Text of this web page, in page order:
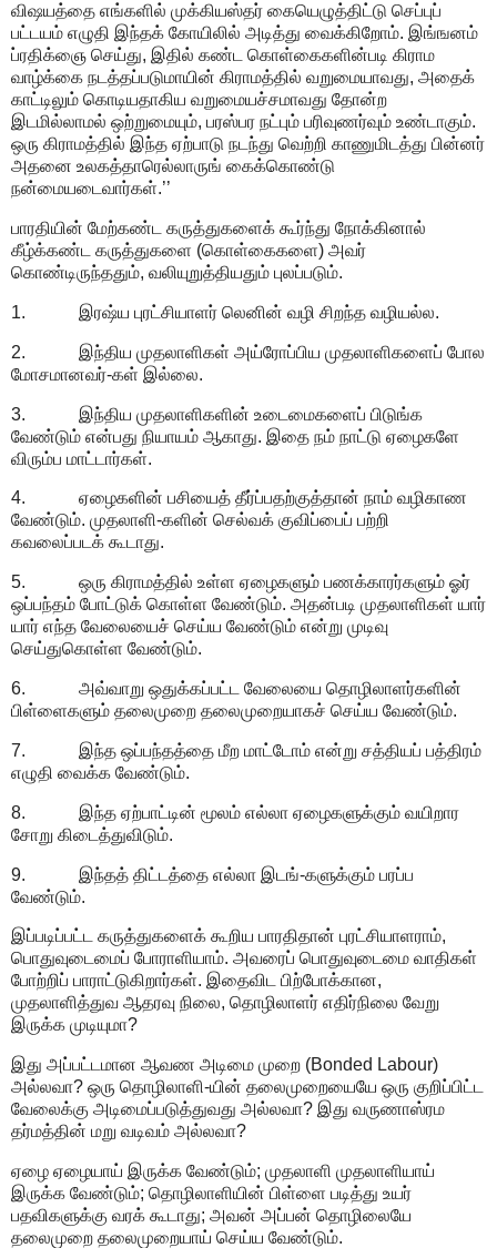
விஷயத்தை எங்களில் முக்கியஸ்தர் கையெழுத்திட்டு செப்புப்
பட்டயம் எழுதி இந்தக் கோயிலில் அடித்து வைக்கிறோம். இங்ஙனம்
ப்ரதிக்ஞை செய்து, இதில் கண்ட கொள்கைகளின்படி கிராம
வாழ்க்கை நடத்தப்படுமாயின் கிராமத்தில் வறுமையாவது, அதைக்
காட்டிலும் கொடியதாகிய வறுமையச்சமாவது தோன்ற
இடமில்லாமல் ஒற்றுமையும், பரஸ்பர நட்பும் பரிவுணர்வும் உண்டாகும்.
ஒரு கிராமத்தில் இந்த ஏற்பாடு நடந்து வெற்றி காணுமிடத்து பின்னர்
அதனை உலகத்தாரெல்லாருங் கைக்கொண்டு
நன்மையடைவார்கள்.’’
பாரதியின் மேற்கண்ட கருத்துகளைக் கூர்ந்து நோக்கினால்
கீழ்க்கண்ட கருத்துகளை (கொள்கைகளை) அவர்
கொண்டிருந்ததும், வலியுறுத்தியதும் புலப்படும்.
1. இரஷ்ய புரட்சியாளர் லெனின் வழி சிறந்த வழியல்ல.
2. இந்திய முதலாளிகள் அய்ரோப்பிய முதலாளிகளைப் போல
மோசமானவர்-கள் இல்லை.
3. இந்திய முதலாளிகளின் உடைமைகளைப் பிடுங்க
வேண்டும் என்பது நியாயம் ஆகாது. இதை நம் நாட்டு ஏழைகளே
விரும்ப மாட்டார்கள்.
4. ஏழைகளின் பசியைத் தீர்ப்பதற்குத்தான் நாம் வழிகாண
வேண்டும். முதலாளி-களின் செல்வக் குவிப்பைப் பற்றி
கவலைப்படக் கூடாது.
5. ஒரு கிராமத்தில் உள்ள ஏழைகளும் பணக்காரர்களும் ஓர்
ஒப்பந்தம் போட்டுக் கொள்ள வேண்டும். அதன்படி முதலாளிகள் யார்
யார் எந்த வேலையைச் செய்ய வேண்டும் என்று முடிவு
செய்துகொள்ள வேண்டும்.
6. அவ்வாறு ஒதுக்கப்பட்ட வேலையை தொழிலாளர்களின்
பிள்ளைகளும் தலைமுறை தலைமுறையாகச் செய்ய வேண்டும்.
7. இந்த ஒப்பந்தத்தை மீற மாட்டோம் என்று சத்தியப் பத்திரம்
எழுதி வைக்க வேண்டும்.
8. இந்த ஏற்பாட்டின் மூலம் எல்லா ஏழைகளுக்கும் வயிறார
சோறு கிடைத்துவிடும்.
9. இந்தத் திட்டத்தை எல்லா இடங்-களுக்கும் பரப்ப
வேண்டும்.
இப்படிப்பட்ட கருத்துகளைக் கூறிய பாரதிதான் புரட்சியாளராம்,
பொதுவுடைமைப் போராளியாம். அவரைப் பொதுவுடைமை வாதிகள்
போற்றிப் பாராட்டுகிறார்கள். இதைவிட பிற்போக்கான,
முதலாளித்துவ ஆதரவு நிலை, தொழிலாளர் எதிர்நிலை வேறு
இருக்க முடியுமா?
இது அப்பட்டமான ஆவண அடிமை முறை (Bonded Labour)
அல்லவா? ஒரு தொழிலாளி-யின் தலைமுறையையே ஒரு குறிப்பிட்ட
வேலைக்கு அடிமைப்படுத்துவது அல்லவா? இது வருணாஸ்ரம
தர்மத்தின் மறு வடிவம் அல்லவா?
ஏழை ஏழையாய் இருக்க வேண்டும்; முதலாளி முதலாளியாய்
இருக்க வேண்டும்; தொழிலாளியின் பிள்ளை படித்து உயர்
பதவிகளுக்கு வரக் கூடாது; அவன் அப்பன் தொழிலையே
தலைமுறை தலைமுறையாய் செய்ய வேண்டும்.